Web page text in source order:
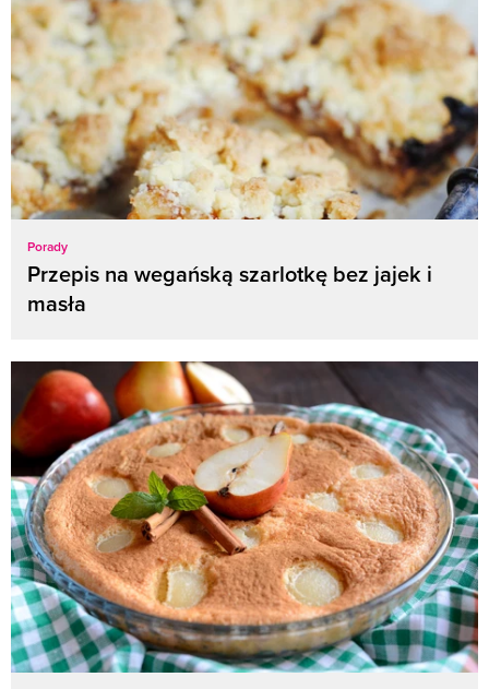
Porady
Przepis na wegańską szarlotkę bez jajek i
masła